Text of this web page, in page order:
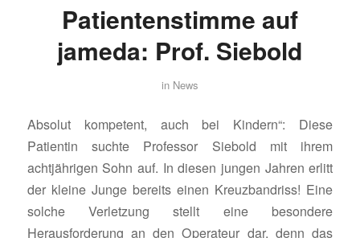
Patientenstimme auf
jameda: Prof. Siebold
in News
Absolut kompetent, auch bei Kindern“: Diese
Patientin suchte Professor Siebold mit ihrem
achtjährigen Sohn auf. In diesen jungen Jahren erlitt
der kleine Junge bereits einen Kreuzbandriss! Eine
solche Verletzung stellt eine besondere
Herausforderung an den Operateur dar, denn das